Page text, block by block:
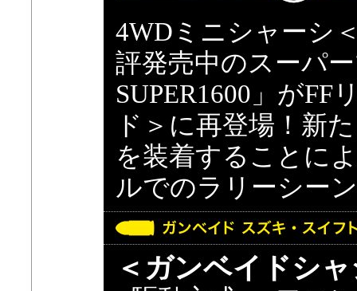
4WDミニシャーシ
評発売中のスーパ
SUPER1600」が
ド＞に再登場！新
を装着することに
ルでのラリーシー
＜ガンベイドシ